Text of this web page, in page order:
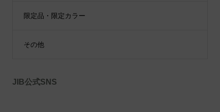
限定品・限定カラー
その他
JIB公式SNS